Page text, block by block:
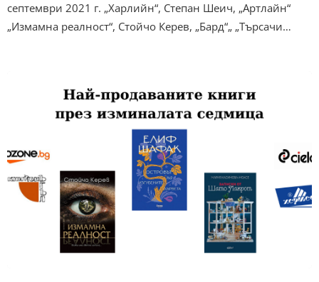
септември 2021 г. „Харлийн“, Степан Шеич, „Артлайн“
„Измамна реалност“, Стойчо Керев, „Бард“„ „Търсачи…